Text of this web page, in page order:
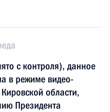
с контроля), данное
в режиме видео-
области,
Президента